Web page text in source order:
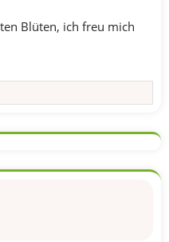
Blüten, ich freu mich